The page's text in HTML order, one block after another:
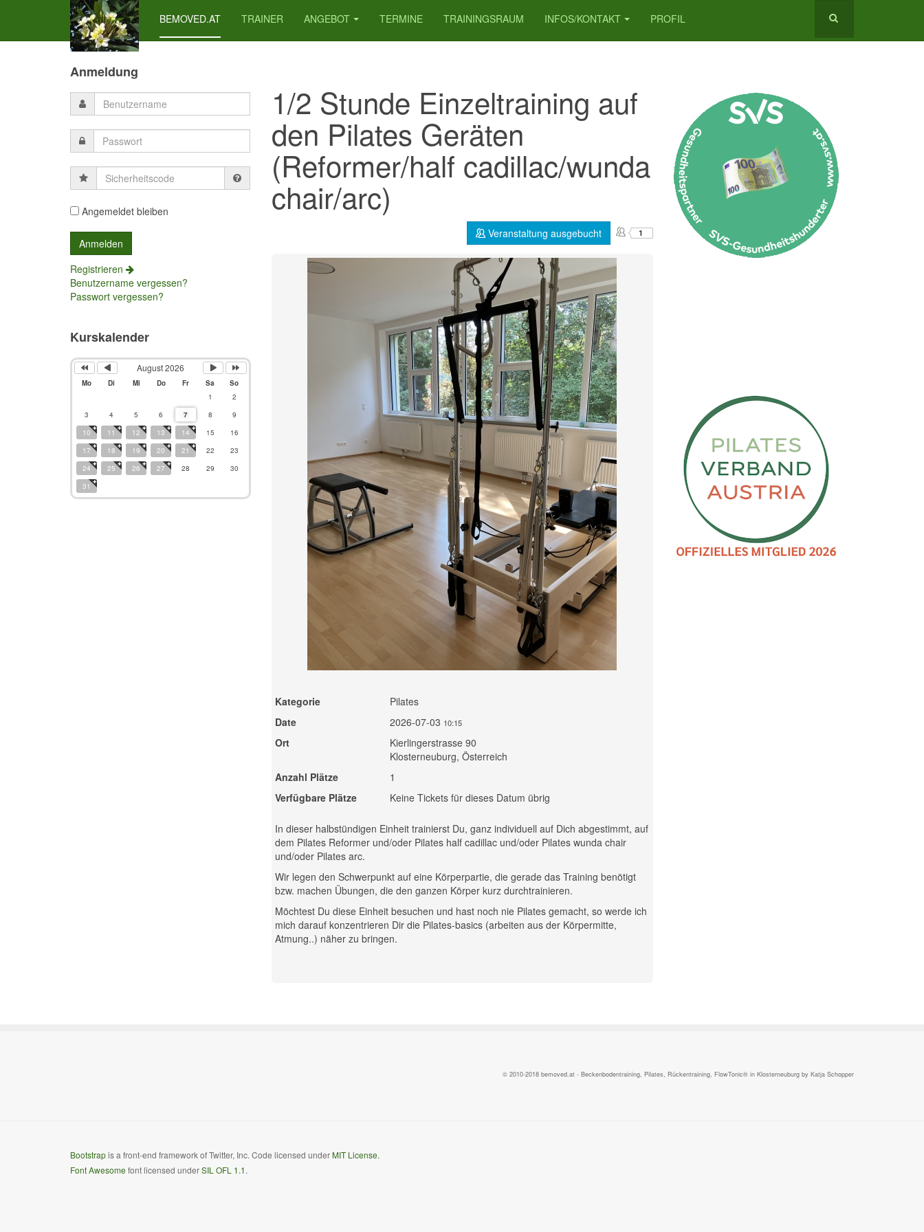
BEMOVED.AT TRAINER ANGEBOT TERMINE TRAININGSRAUM INFOS/KONTAKT PROFIL
1/2 Stunde Einzeltraining auf
den Pilates Geräten
(Reformer/half cadillac/wunda
chair/arc)
Veranstaltung ausgebucht 1
Kategorie
Pilates
Date
2026-07-03 10:15
Ort
Kierlingerstrasse 90
Klosterneuburg, Österreich
Anzahl Plätze
1
Verfügbare Plätze
Keine Tickets für dieses Datum übrig
In dieser halbstündigen Einheit trainierst Du, ganz individuell auf Dich abgestimmt, auf
dem Pilates Reformer und/oder Pilates half cadillac und/oder Pilates wunda chair
und/oder Pilates arc.
Wir legen den Schwerpunkt auf eine Körperpartie, die gerade das Training benötigt
bzw. machen Übungen, die den ganzen Körper kurz durchtrainieren.
Möchtest Du diese Einheit besuchen und hast noch nie Pilates gemacht, so werde ich
mich darauf konzentrieren Dir die Pilates-basics (arbeiten aus der Körpermitte,
Atmung..) näher zu bringen.
Anmeldung
Sicherheitscode
Angemeldet bleiben
Registrieren
Benutzername vergessen?
Passwort vergessen?
Kurskalender
PreviousPrevious
August 2026
Mo Di Mi Do Fr Sa
So
1
2
3
4 5 6 7 8
9
10
11 12 13 14 15
16
17
18 19 20 21 22
23
24
25 26 27 28 29
30
31
© 2010-2018 bemoved.at - Beckenbodentraining, Pilates, Rückentraining, FlowTonic® in Klosterneuburg by Katja Schopper
Bootstrapis a front-end framework of Twitter, Inc. Code licensed underMIT License.
Font Awesome font licensed underSIL OFL 1.1.